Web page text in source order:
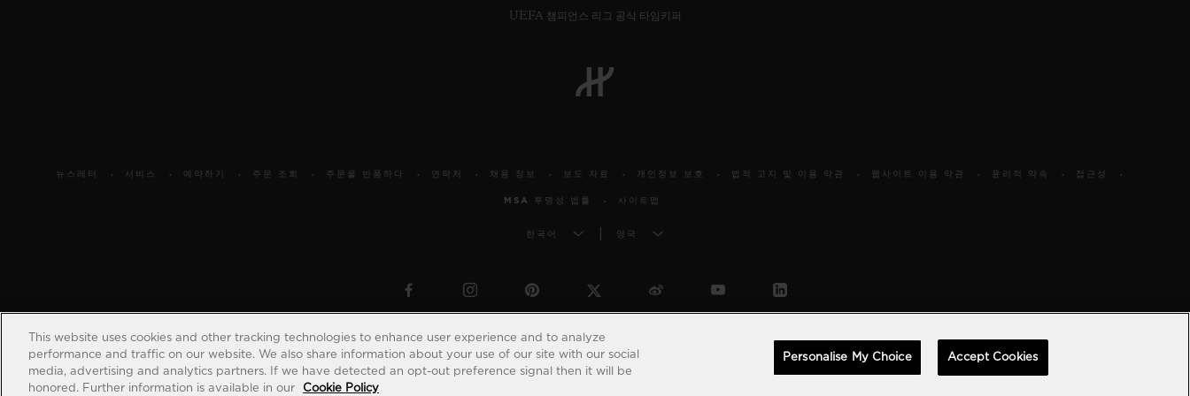
UEFA 챔피언스 리그 공식 타임키퍼
뉴스레터 서비스 예약하기 주문 조회 주문을 반품하다 연락처 채용 정보 보도 자료 개인정보 보호 법적 고지 및 이용 약관 웹사이트 이용 약관 윤리적 약속 접근성
MSA 투명성 법률 사이트맵
한국어 영국
© 2026 Hublot - All intellectual property rights reserved
This website uses cookies and other tracking technologies to enhance user experience and to analyze
performance and traffic on our website. We also share information about your use of our site with our social
media, advertising and analytics partners. If we have detected an opt-out preference signal then it will be
honored. Further information is available in our
Cookie Policy
Personalise My Choice Accept Cookies